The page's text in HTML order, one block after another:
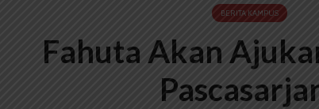
BERITA KAMPUS
Fahuta Akan